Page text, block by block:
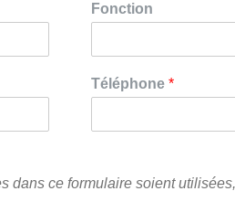
Fonction
Téléphone *
dans ce formulaire soient